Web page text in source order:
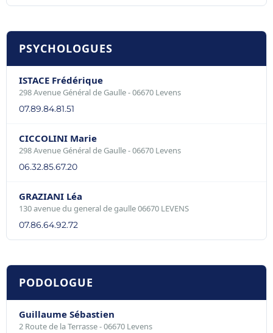
PSYCHOLOGUES
ISTACE Frédérique
298 Avenue Général de Gaulle - 06670 Levens
07.89.84.81.51
CICCOLINI Marie
298 Avenue Général de Gaulle - 06670 Levens
06.32.85.67.20
GRAZIANI Léa
130 avenue du general de gaulle 06670 LEVENS
07.86.64.92.72
PODOLOGUE
Guillaume Sébastien
2 Route de la Terrasse - 06670 Levens